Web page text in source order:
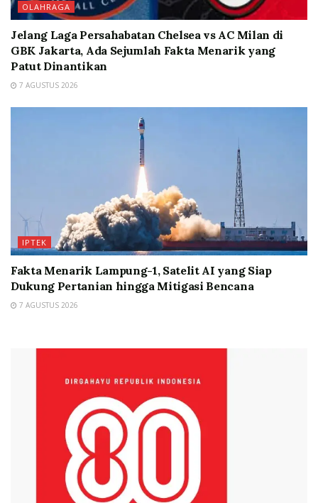
OLAHRAGA
Jelang Laga Persahabatan Chelsea vs AC Milan di
GBK Jakarta, Ada Sejumlah Fakta Menarik yang
Patut Dinantikan
7 AGUSTUS 2026
IPTEK
Fakta Menarik Lampung-1, Satelit AI yang Siap
Dukung Pertanian hingga Mitigasi Bencana
7 AGUSTUS 2026